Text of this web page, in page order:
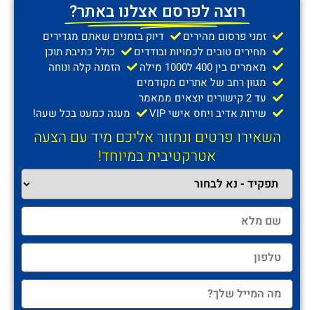
רוצה לפרסם אצלנו באתר?
זמני פרסום מהירים
דיוק בזמנים שאתם מגדירים
מחירים טובים לכמויות ובודדים
כולל כתיבת תוכן
מאמרים בין 400 ל1000 מילה
הזמנה קלה ונוחה
מגוון רחב של אתרים מקודמים
עד 2 קישורים יוצאים ממאמר
שירות אדיב ויחס אישי VIP
מענה כמעט בכל שעה!
השאירו פרטים ונחזור אליכם מיד עם הצעה
אטרקטיבית במיוחד!